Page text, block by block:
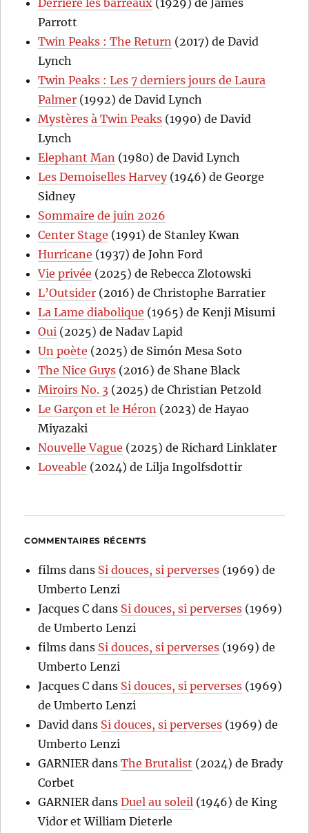
Derrière les barreaux (1929) de James
Parrott
Twin Peaks : The Return (2017) de David
Lynch
Twin Peaks : Les 7 derniers jours de Laura
Palmer (1992) de David Lynch
Mystères à Twin Peaks (1990) de David
Lynch
Elephant Man (1980) de David Lynch
Les Demoiselles Harvey(1946) de George
Sidney
Sommaire de juin 2026
Center Stage (1991) de Stanley Kwan
Hurricane (1937) de John Ford
Vie privée (2025) de Rebecca Zlotowski
L’Outsider (2016) de Christophe Barratier
La Lame diabolique (1965) de Kenji Misumi
Oui (2025) de Nadav Lapid
Un poète (2025) de Simón Mesa Soto
The Nice Guys (2016) de Shane Black
Miroirs No. 3 (2025) de Christian Petzold
Le Garçon et le Héron (2023) de Hayao
Miyazaki
Nouvelle Vague (2025) de Richard Linklater
Loveable (2024) de Lilja Ingolfsdottir
COMMENTAIRES RÉCENTS
films dans Si douces, si perverses (1969) de
Umberto Lenzi
Jacques C dans Si douces, si perverses (1969)
de Umberto Lenzi
films dans Si douces, si perverses (1969) de
Umberto Lenzi
Jacques C dans Si douces, si perverses (1969)
de Umberto Lenzi
David dans Si douces, si perverses (1969) de
Umberto Lenzi
GARNIERdansThe Brutalist (2024) de Brady
Corbet
GARNIERdansDuel au soleil (1946) de King
Vidor et William Dieterle